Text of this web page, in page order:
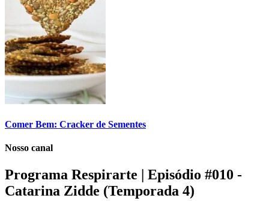
Comer Bem: Cracker de Sementes
Nosso canal
Programa Respirarte | Episódio #010 -
Catarina Zidde (Temporada 4)